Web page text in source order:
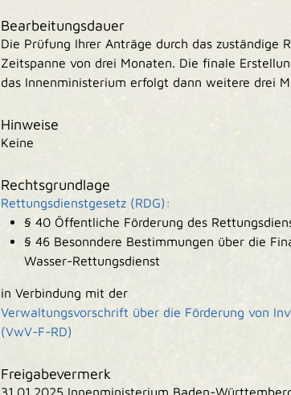
Bearbeitungsdauer
Die Prüfung Ihrer Anträge durch das zuständige
Zeitspanne von drei Monaten. Die finale
das Innenministerium erfolgt dann weitere drei
Hinweise
Keine
Rechtsgrundlage
Rettungsdienstgesetz (RDG):
§ 40 Öffentliche Förderung des
§ 46 Besonndere Bestimmungen über die
Wasser-Rettungsdienst
in Verbindung mit der
Verwaltungsvorschrift über die Förderung von
(VwV-F-RD)
Freigabevermerk
31.01.2025 Innenministerium Baden-